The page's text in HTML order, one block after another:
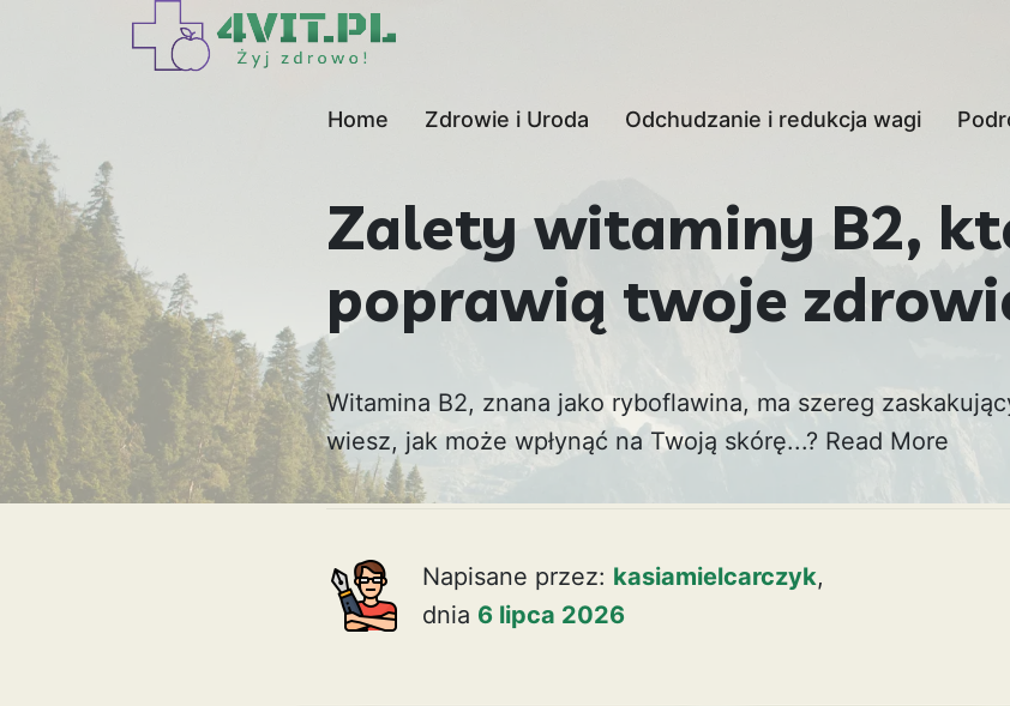
Home Zdrowie i Uroda Odchudzanie i redukcja wagi
Zalety witaminy B2,
poprawią twoje
Witamina B2, znana jako ryboflawina, ma szereg
wiesz, jak może wpłynąć na Twoją skórę...? Read More
Napisane przez: kasiamielcarczyk,
dnia 6 lipca 2026